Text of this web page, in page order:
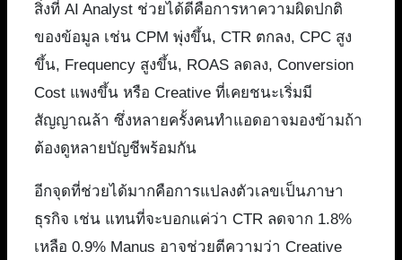
สิ่งที่ AI Analyst ช่วยได้ดีคือการหาความผิดปกติ
ของข้อมูล เช่น CPM พุ่งขึ้น, CTR ตกลง, CPC สูง
ขึ้น, Frequency สูงขึ้น, ROAS ลดลง, Conversion
Cost แพงขึ้น หรือ Creative ที่เคยชนะเริ่มมี
สัญญาณล้า ซึ่งหลายครั้งคนทำแอดอาจมองข้ามถ้า
ต้องดูหลายบัญชีพร้อมกัน
อีกจุดที่ช่วยได้มากคือการแปลงตัวเลขเป็นภาษา
ธุรกิจ เช่น แทนที่จะบอกแค่ว่า CTR ลดจาก 1.8%
เหลือ 0.9% Manus อาจช่วยตีความว่า Creative